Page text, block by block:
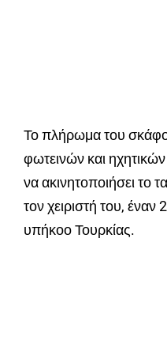
Το πλήρωμα του
φωτεινών και
να ακινητοποιήσει το
τον χειριστή του,
υπήκοο Τουρκίας.